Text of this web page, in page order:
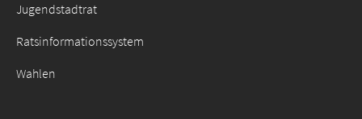
Jugendstadtrat
Ratsinformationssystem
Wahlen